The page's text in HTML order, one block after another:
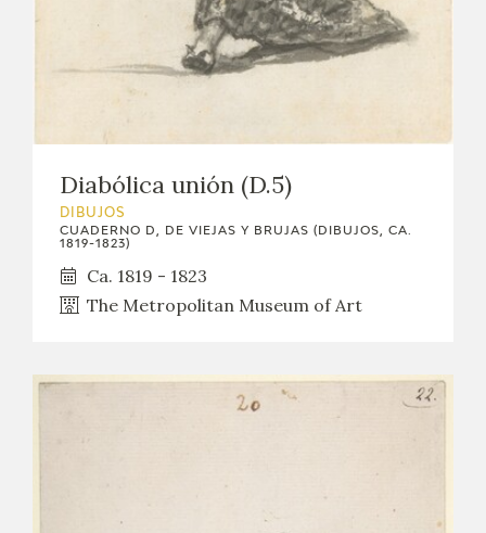
Diabólica unión (D.5)
DIBUJOS
CUADERNO D, DE VIEJAS Y BRUJAS (DIBUJOS, CA.
1819-1823)
Ca. 1819 - 1823
The Metropolitan Museum of Art